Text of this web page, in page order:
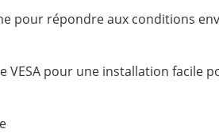
pour répondre aux conditions
pour une installation facile